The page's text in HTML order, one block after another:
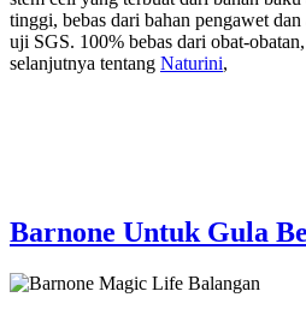
tinggi, bebas dari bahan pengawet
uji SGS. 100% bebas dari obat-
selanjutnya tentang Naturini,
Barnone Untuk Gula